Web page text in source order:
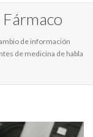
de información
de medicina de habla